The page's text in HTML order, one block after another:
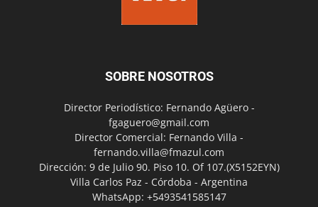
SOBRE NOSOTROS
Director Periodístico: Fernando Agüero -
fgaguero@gmail.com
Director Comercial: Fernando Villa -
fernando.villa@fmazul.com
Dirección: 9 de Julio 90. Piso 10. Of 107.(X5152EYN)
Villa Carlos Paz - Córdoba - Argentina
WhatsApp: +5493541585147